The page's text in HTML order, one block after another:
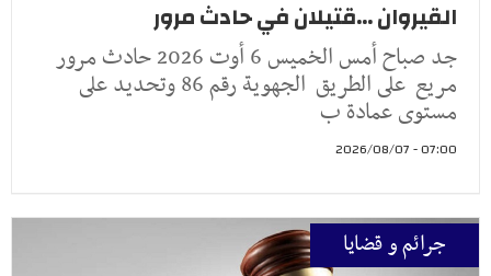
القيروان ...قتيلان في حادث مرور
جد صباح أمس الخميس 6 أوت 2026 حادث مرور
مريع على الطريق الجهوية رقم 86 وتحديد على
مستوى عمادة ب
07:00 - 2026/08/07
جرائم و قضايا